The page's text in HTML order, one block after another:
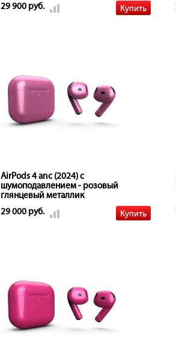
29 900 руб.
AirPods 4 anc (2024) с
шумоподавлением - розовый
глянцевый металлик
29 000 руб.